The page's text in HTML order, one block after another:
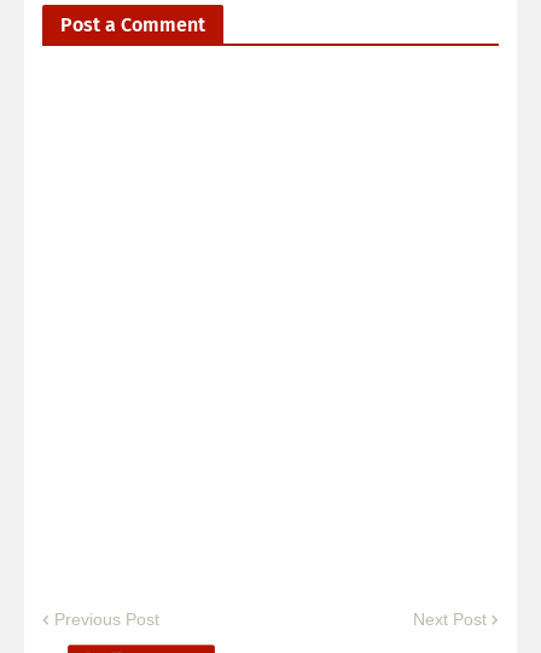
Post a Comment
Previous Post Next Post